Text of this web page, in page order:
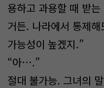
용하고 과용할 때 받
거든. 나라에서 통제
가능성이 높겠지.”
“아….”
절대 불가능. 그녀의